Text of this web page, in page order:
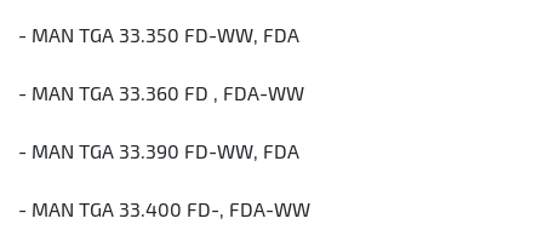
- MAN TGA 33.350 FD-WW, FDA
- MAN TGA 33.360 FD , FDA-WW
- MAN TGA 33.390 FD-WW, FDA
- MAN TGA 33.400 FD-, FDA-WW